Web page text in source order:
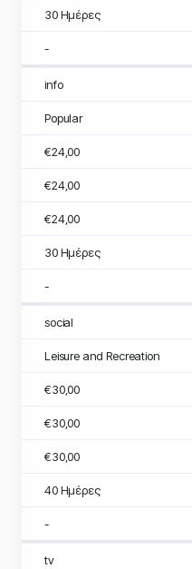
30 Ημέρες
-
info
Popular
€24,00
€24,00
€24,00
30 Ημέρες
-
social
Leisure and Recreation
€30,00
€30,00
€30,00
40 Ημέρες
-
tv